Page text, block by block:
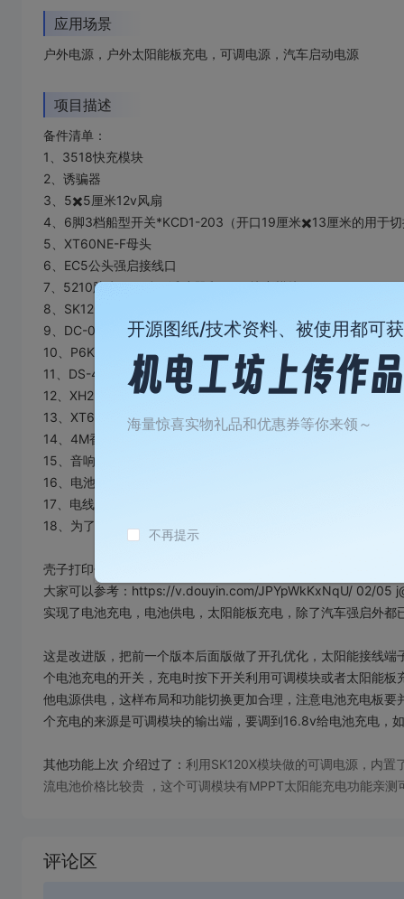
应用场景
户外电源，户外太阳能板充电，可调电源，汽车启动电源
项目描述
备件清单：
1、3518快充模块
2、诱骗器
3、5✖️5厘米12v风扇
4、6脚3档船型开关*KCD1-203（开口19厘米✖️13厘米的用于
5、XT60NE-F母头
6、EC5公头强启接线口
7、5210胶水用于粘住诱骗器和3518快充模块
8、SK120X数控升降压可调模块（内置MPPT太阳能充电控制器
9、DC-099接头两个
10、P6KE18CA二极管一个（用于限制内置电池的充电电压）
11、DS-450自锁按钮开关一个开口10MM的（用于切换电池充
12、XH2.54MM一分二端子一公转两母
13、XT60E-M
14、4M香蕉头母座两个
15、音响接线端子2位的，尺寸37.8✖️19.2孔距30MM的（用于
16、电池选择电钻4节16.8伏的自带保护板和充电板，拆开接线
17、电线若干，最好选择硅胶线22AWG柔软好焊接。
18、为了更好 的布线可以买两个2进4出的接线端子（可选）
壳子打印估计会很慢，有一个现在做好的可调电源➕电池➕太阳
大家可以参考：https://v.douyin.com/JPYpWkKxNqU/ 02/05
实现了电池充电，电池供电，太阳能板充电，除了汽车强启外
这是改进版，把前一个版本后面版做了开孔优化，太阳能接线
个电池充电的开关，充电时按下开关利用可调模块或者太阳能
他电源供电，这样布局和功能切换更加合理，注意电池充电板
个充电的来源是可调模块的输出端，要调到16.8v给电池充电，
其他功能上次 介绍过了： 利用SK120X模块做的可调电源，内
流电池价格比较贵 ，这个可调模块有MPPT太阳能充电功能亲
失
评论区
开源图纸/技术资料、被使用都可
海量惊喜实物礼品和优惠券等你来领～
不再提示